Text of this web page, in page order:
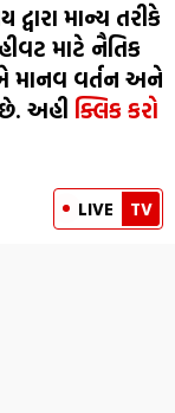
માન્ય તરીકે
માટે નૈતિક
એ માનવ વર્તન અને
અહી ક્લિક કરો
LIVE TV